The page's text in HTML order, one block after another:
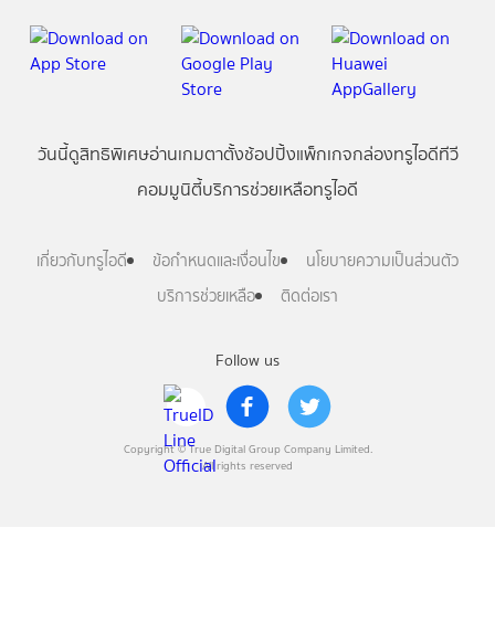
Follow us
Copyright © True Digital Group Company Limited.
All rights reserved
วันนี้ดูสิทธิพิเศษอ่านเกมตาตั้งช้อปปิ้งแพ็กเกจกล่องทรูไอดีทีวี
คอมมูนิตี้บริการช่วยเหลือทรูไอดี
เกี่ยวกับทรูไอดี ข้อกำหนดและเงื่อนไข
นโยบายความเป็นส่วนตัว
บริการช่วยเหลือ
ติดต่อเรา